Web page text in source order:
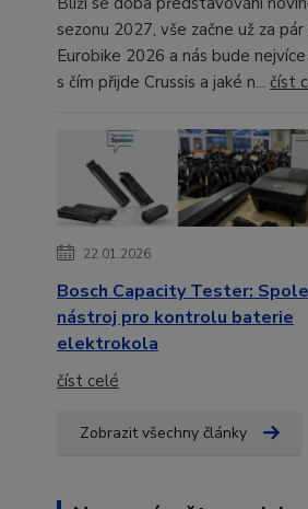
sezonu 2027, vše začne už za pár
Eurobike 2026 a nás bude
s čím přijde Crussis a jaké n... číst
22.01.2026
Bosch Capacity Tester:
nástroj pro kontrolu baterie
elektrokola
číst celé
Zobrazit všechny články